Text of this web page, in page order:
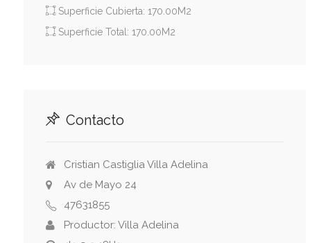
Superficie Cubierta: 170.00M2
Superficie Total: 170.00M2
Contacto
Cristian Castiglia Villa Adelina
Av de Mayo 24
47631855
Productor: Villa Adelina